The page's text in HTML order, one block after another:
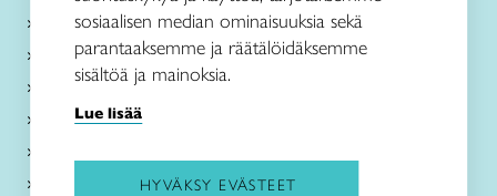
Kankaankudonta
Käsityö- ja muotoilukoulu
Taito Shop
Ajankohtaista
sosiaalisen median ominaisuuksia sekä
parantaaksemme ja räätälöidäksemme
sisältöä ja mainoksia.
Lue lisää
HYVÄKSY EVÄSTEET